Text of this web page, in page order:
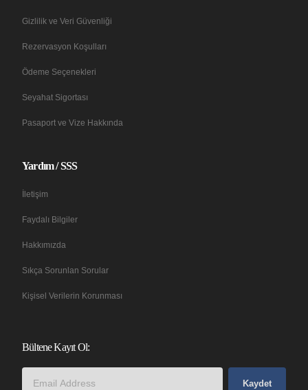
Gizlilik ve Veri Güvenliği
Rezervasyon Koşulları
Ödeme Seçenekleri
Seyahat Sigortası
Pasaport ve Vize Hakkında
Yardım / SSS
İletişim
Faydalı Bilgiler
Hakkımızda
Sıkça Sorunlan Sorular
Kişisel Verilerin Korunması
Bültene Kayıt Ol:
Kaydet